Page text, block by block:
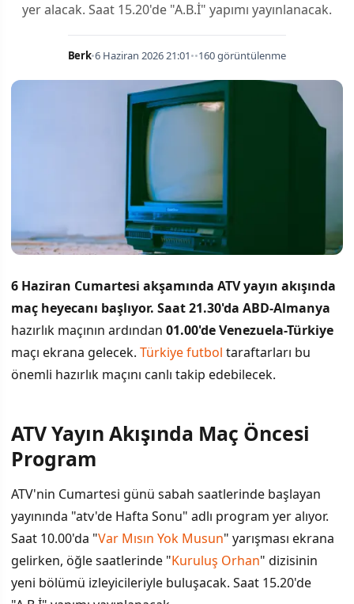
yer alacak. Saat 15.20'de "A.B.İ" yapımı yayınlanacak.
Berk•6 Haziran 2026 21:01••160 görüntülenme
6 Haziran Cumartesi akşamında ATV yayın akışında
maç heyecanı başlıyor. Saat 21.30'da ABD-Almanya
hazırlık maçının ardından 01.00'de Venezuela-Türkiye
maçı ekrana gelecek. Türkiye futbol taraftarları bu
önemli hazırlık maçını canlı takip edebilecek.
İÇINDEKILER
Diğer Kanalların Akşam Programları
ATV Yayın Akışında Maç Öncesi
Program
ATV'nin Cumartesi günü sabah saatlerinde başlayan
yayınında "atv'de Hafta Sonu" adlı program yer alıyor.
Saat 10.00'da "Var Mısın Yok Musun" yarışması ekrana
gelirken, öğle saatlerinde "Kuruluş Orhan" dizisinin
yeni bölümü izleyicileriyle buluşacak. Saat 15.20'de